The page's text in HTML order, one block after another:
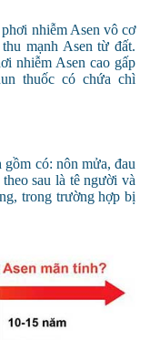
nhiễm Asen vô cơ
mạnh Asen từ đất.
nhiễm Asen cao gấp
thuốc có chứa chì
có: nôn mửa, đau
sau là tê người và
trong trường hợp bị